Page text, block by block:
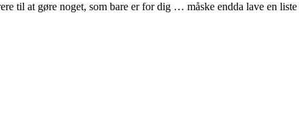
til at gøre noget, som bare er for dig … måske endda lave en